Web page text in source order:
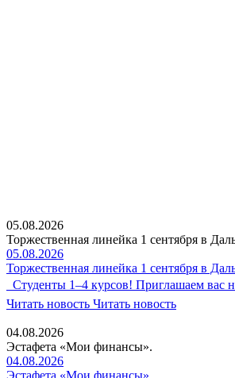
05.08.2026
Торжественная линейка 1 сентября в
05.08.2026
Торжественная линейка 1 сентября в
Студенты 1–4 курсов! Приглашаем вас
Читать новость Читать новость
04.08.2026
Эстафета «Мои финансы».
04.08.2026
Эстафета «Мои финансы».